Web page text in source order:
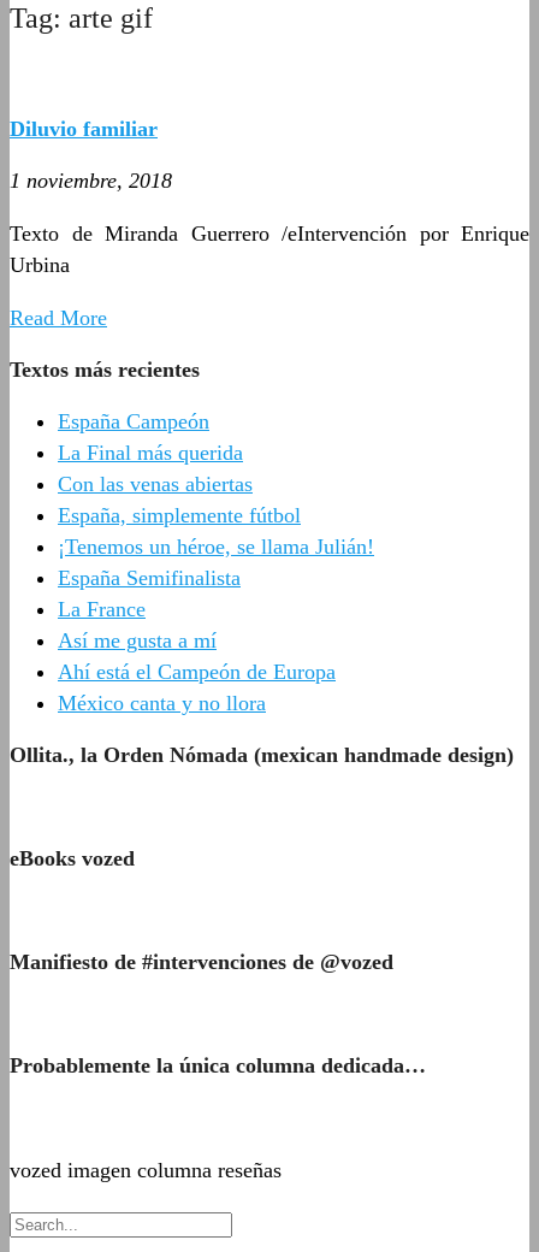
Tag: arte gif
Diluvio familiar
1 noviembre, 2018
Texto de Miranda Guerrero /eIntervención por Enrique
Urbina
Read More
Textos más recientes
España Campeón
La Final más querida
Con las venas abiertas
España, simplemente fútbol
¡Tenemos un héroe, se llama Julián!
España Semifinalista
La France
Así me gusta a mí
Ahí está el Campeón de Europa
México canta y no llora
Ollita., la Orden Nómada (mexican handmade design)
eBooks vozed
Manifiesto de #intervenciones de @vozed
Probablemente la única columna dedicada…
vozed imagen columna reseñas